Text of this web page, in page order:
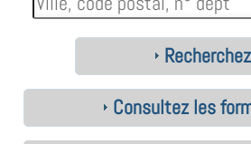
Recherchez
Consultez les